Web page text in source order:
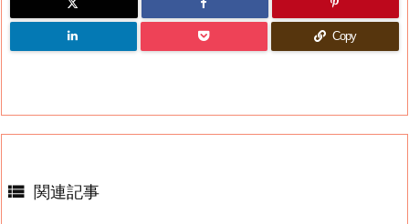
Copy
 関連記事